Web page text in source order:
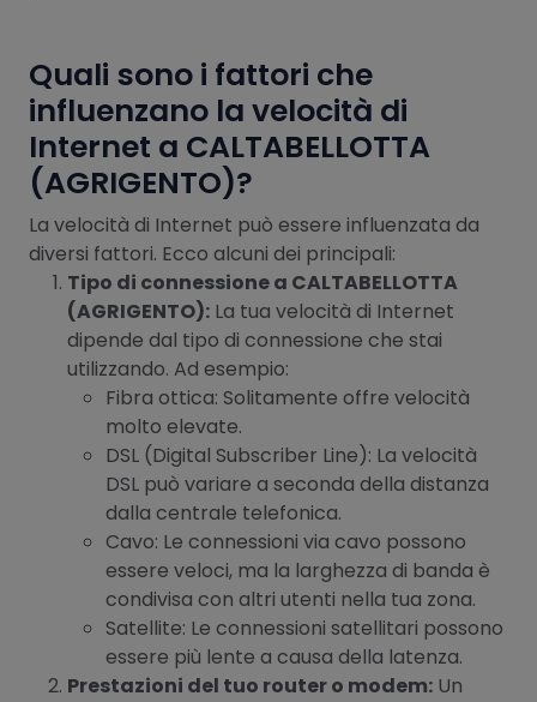
Quali sono i fattori che
influenzano la velocità di
Internet a CALTABELLOTTA
(AGRIGENTO)?
La velocità di Internet può essere influenzata da
diversi fattori. Ecco alcuni dei principali:
Tipo di connessione a CALTABELLOTTA
(AGRIGENTO): La tua velocità di Internet
dipende dal tipo di connessione che stai
utilizzando. Ad esempio:
Fibra ottica: Solitamente offre velocità
molto elevate.
DSL (Digital Subscriber Line): La velocità
DSL può variare a seconda della distanza
dalla centrale telefonica.
Cavo: Le connessioni via cavo possono
essere veloci, ma la larghezza di banda è
condivisa con altri utenti nella tua zona.
Satellite: Le connessioni satellitari possono
essere più lente a causa della latenza.
Prestazioni del tuo router o modem: Un